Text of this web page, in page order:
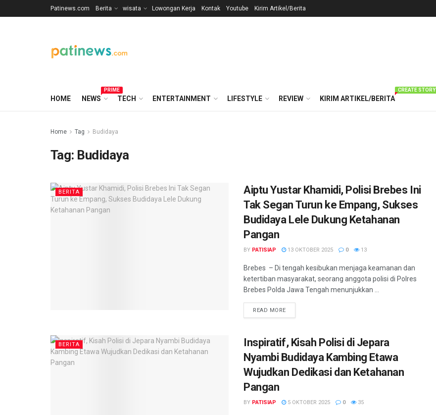
Patinews.com Berita wisata Lowongan Kerja Kontak Youtube Kirim Artikel/Berita
HOME NEWS
PRIME
TECH ENTERTAINMENT LIFESTYLE REVIEW KIRIM ARTIKEL/BERITA
CREATE STORY
Home Tag Budidaya
Tag: Budidaya
BERITA
Aiptu Yustar Khamidi, Polisi Brebes Ini
Tak Segan Turun ke Empang, Sukses
Budidaya Lele Dukung Ketahanan
Pangan
BY PATISIAP 13 OKTOBER 2025 0 13
Brebes – Di tengah kesibukan menjaga keamanan dan
ketertiban masyarakat, seorang anggota polisi di Polres
Brebes Polda Jawa Tengah menunjukkan ...
READ MOREDETAILS
BERITA
Inspiratif, Kisah Polisi di Jepara
Nyambi Budidaya Kambing Etawa
Wujudkan Dedikasi dan Ketahanan
Pangan
BY PATISIAP 5 OKTOBER 2025 0 35